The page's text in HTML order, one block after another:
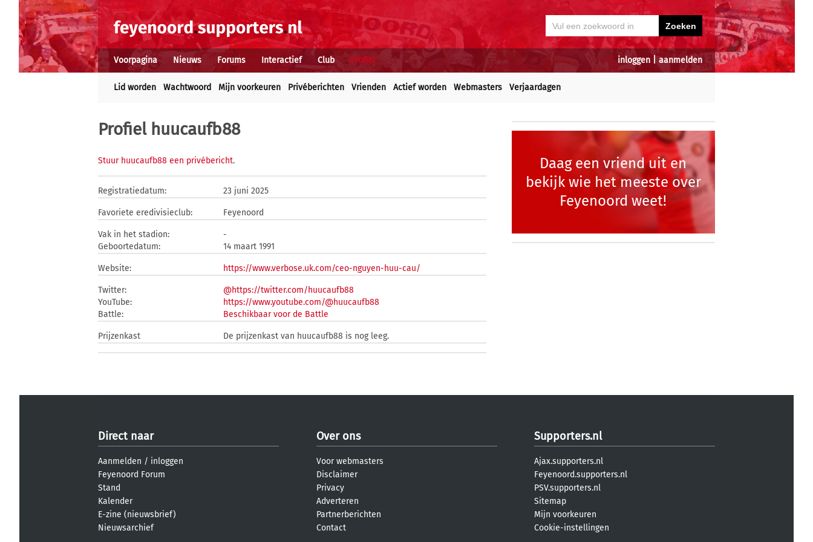
inloggen aanmelden
Voorpagina Nieuws Forums Interactief Club Profiel
Lid worden Wachtwoord Mijn voorkeuren Privéberichten Vrienden Actief worden Webmasters Verjaardagen
Profiel huucaufb88
Stuur huucaufb88 een privébericht.
Registratiedatum: 23 juni 2025
Favoriete eredivisieclub: Feyenoord
Vak in het stadion:
-
Geboortedatum:
14 maart 1991
Website: https://www.verbose.uk.com/ceo-nguyen-huu-cau/
Twitter:
@https://twitter.com/huucaufb88
YouTube:
https://www.youtube.com/@huucaufb88
Battle:
Beschikbaar voor de Battle
Prijzenkast De prijzenkast van huucaufb88 is nog leeg.
Daag een vriend uit en
bekijk wie het meeste over
Feyenoord weet!
Direct naar
Aanmelden / inloggen
Feyenoord Forum
Stand
Kalender
E-zine (nieuwsbrief)
Nieuwsarchief
Over ons
Voor webmasters
Disclaimer
Privacy
Adverteren
Partnerberichten
Contact
Supporters.nl
Ajax.supporters.nl
Feyenoord.supporters.nl
PSV.supporters.nl
Sitemap
Mijn voorkeuren
Cookie-instellingen